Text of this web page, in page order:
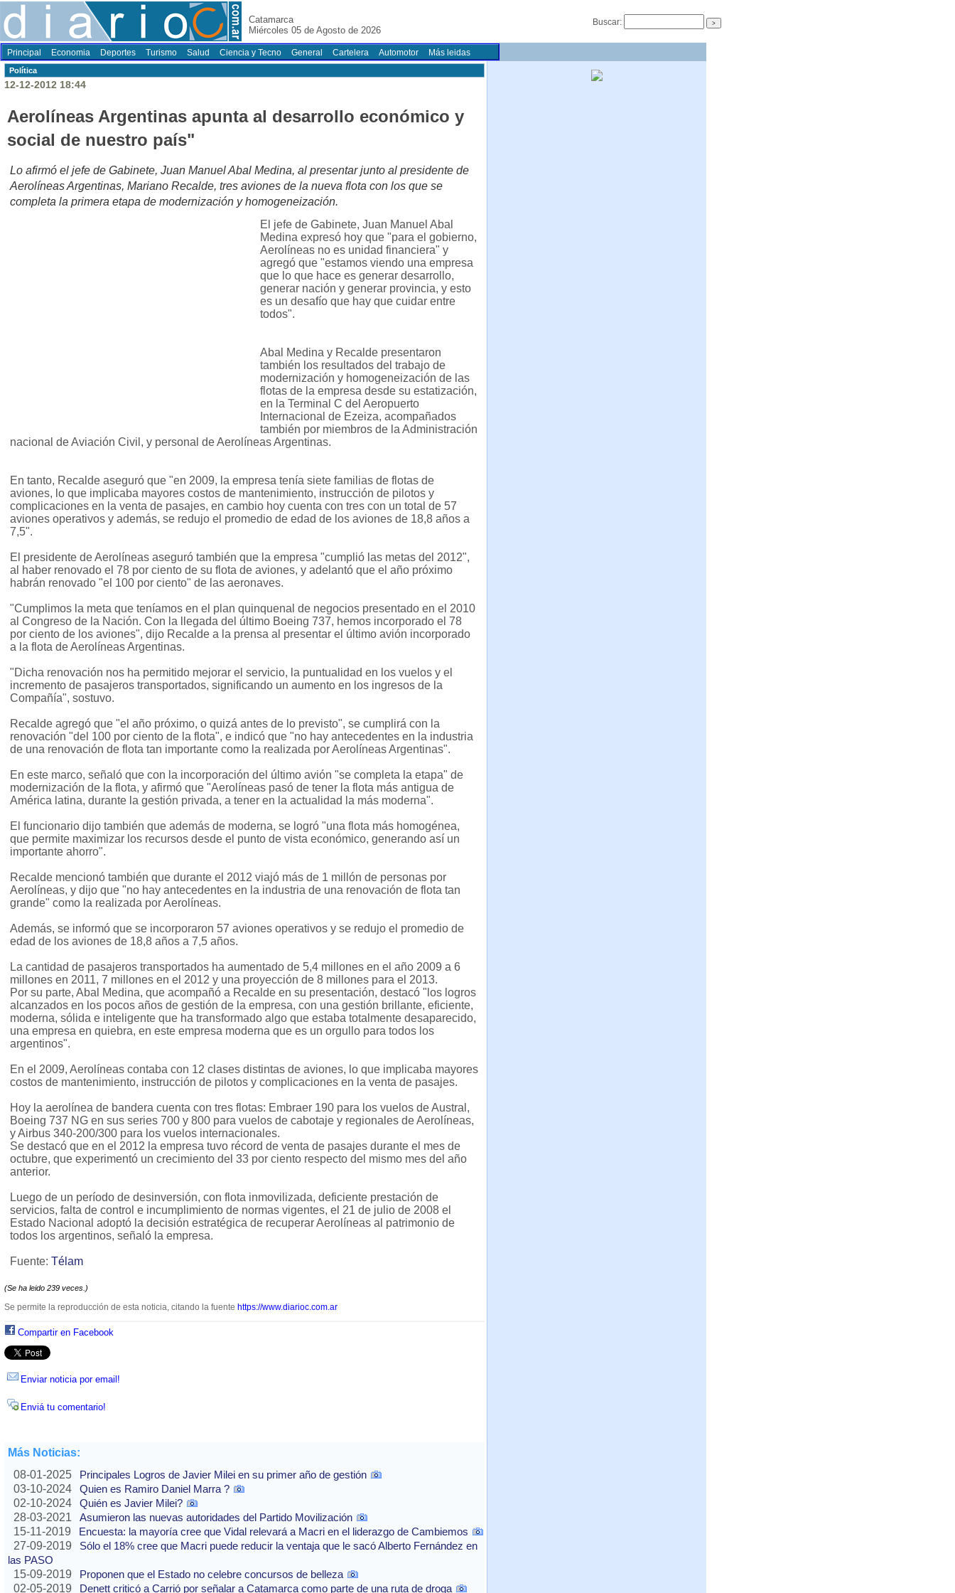
Catamarca
Miércoles 05 de Agosto de 2026
Buscar:
Principal Economia Deportes Turismo Salud Ciencia y Tecno General Cartelera Automotor Más leidas
Polí­tica
12-12-2012 18:44
Aerolíneas Argentinas apunta al desarrollo económico y
social de nuestro país"
Lo afirmó el jefe de Gabinete, Juan Manuel Abal Medina, al presentar junto al presidente de
Aerolíneas Argentinas, Mariano Recalde, tres aviones de la nueva flota con los que se
completa la primera etapa de modernización y homogeneización.
El jefe de Gabinete, Juan Manuel Abal
Medina expresó hoy que "para el gobierno,
Aerolíneas no es unidad financiera" y
agregó que "estamos viendo una empresa
que lo que hace es generar desarrollo,
generar nación y generar provincia, y esto
es un desafío que hay que cuidar entre
todos".
Abal Medina y Recalde presentaron
también los resultados del trabajo de
modernización y homogeneización de las
flotas de la empresa desde su estatización,
en la Terminal C del Aeropuerto
Internacional de Ezeiza, acompañados
también por miembros de la Administración
nacional de Aviación Civil, y personal de Aerolíneas Argentinas.
En tanto, Recalde aseguró que "en 2009, la empresa tenía siete familias de flotas de
aviones, lo que implicaba mayores costos de mantenimiento, instrucción de pilotos y
complicaciones en la venta de pasajes, en cambio hoy cuenta con tres con un total de 57
aviones operativos y además, se redujo el promedio de edad de los aviones de 18,8 años a
7,5".
El presidente de Aerolíneas aseguró también que la empresa "cumplió las metas del 2012",
al haber renovado el 78 por ciento de su flota de aviones, y adelantó que el año próximo
habrán renovado "el 100 por ciento" de las aeronaves.
"Cumplimos la meta que teníamos en el plan quinquenal de negocios presentado en el 2010
al Congreso de la Nación. Con la llegada del último Boeing 737, hemos incorporado el 78
por ciento de los aviones", dijo Recalde a la prensa al presentar el último avión incorporado
a la flota de Aerolíneas Argentinas.
"Dicha renovación nos ha permitido mejorar el servicio, la puntualidad en los vuelos y el
incremento de pasajeros transportados, significando un aumento en los ingresos de la
Compañía", sostuvo.
Recalde agregó que "el año próximo, o quizá antes de lo previsto", se cumplirá con la
renovación "del 100 por ciento de la flota", e indicó que "no hay antecedentes en la industria
de una renovación de flota tan importante como la realizada por Aerolíneas Argentinas".
En este marco, señaló que con la incorporación del último avión "se completa la etapa" de
modernización de la flota, y afirmó que "Aerolíneas pasó de tener la flota más antigua de
América latina, durante la gestión privada, a tener en la actualidad la más moderna".
El funcionario dijo también que además de moderna, se logró "una flota más homogénea,
que permite maximizar los recursos desde el punto de vista económico, generando así un
importante ahorro".
Recalde mencionó también que durante el 2012 viajó más de 1 millón de personas por
Aerolíneas, y dijo que "no hay antecedentes en la industria de una renovación de flota tan
grande" como la realizada por Aerolíneas.
Además, se informó que se incorporaron 57 aviones operativos y se redujo el promedio de
edad de los aviones de 18,8 años a 7,5 años.
La cantidad de pasajeros transportados ha aumentado de 5,4 millones en el año 2009 a 6
millones en 2011, 7 millones en el 2012 y una proyección de 8 millones para el 2013.
Por su parte, Abal Medina, que acompañó a Recalde en su presentación, destacó "los logros
alcanzados en los pocos años de gestión de la empresa, con una gestión brillante, eficiente,
moderna, sólida e inteligente que ha transformado algo que estaba totalmente desaparecido,
una empresa en quiebra, en este empresa moderna que es un orgullo para todos los
argentinos".
En el 2009, Aerolíneas contaba con 12 clases distintas de aviones, lo que implicaba mayores
costos de mantenimiento, instrucción de pilotos y complicaciones en la venta de pasajes.
Hoy la aerolínea de bandera cuenta con tres flotas: Embraer 190 para los vuelos de Austral,
Boeing 737 NG en sus series 700 y 800 para vuelos de cabotaje y regionales de Aerolíneas,
y Airbus 340-200/300 para los vuelos internacionales.
Se destacó que en el 2012 la empresa tuvo récord de venta de pasajes durante el mes de
octubre, que experimentó un crecimiento del 33 por ciento respecto del mismo mes del año
anterior.
Luego de un período de desinversión, con flota inmovilizada, deficiente prestación de
servicios, falta de control e incumplimiento de normas vigentes, el 21 de julio de 2008 el
Estado Nacional adoptó la decisión estratégica de recuperar Aerolíneas al patrimonio de
todos los argentinos, señaló la empresa.
Fuente: Télam
(Se ha leido 239 veces.)
Se permite la reproducción de esta noticia, citando la fuente https://www.diarioc.com.ar
Compartir en Facebook
Enviar noticia por email!
Enviá tu comentario!
Más Noticias:
08-01-2025
Principales Logros de Javier Milei en su primer año de gestión
03-10-2024
Quien es Ramiro Daniel Marra ?
02-10-2024
Quién es Javier Milei?
28-03-2021
Asumieron las nuevas autoridades del Partido Movilización
15-11-2019
Encuesta: la mayoría cree que Vidal relevará a Macri en el liderazgo de Cambiemos
27-09-2019
Sólo el 18% cree que Macri puede reducir la ventaja que le sacó Alberto Fernández en
las PASO
15-09-2019
Proponen que el Estado no celebre concursos de belleza
02-05-2019
Denett criticó a Carrió por señalar a Catamarca como parte de una ruta de droga